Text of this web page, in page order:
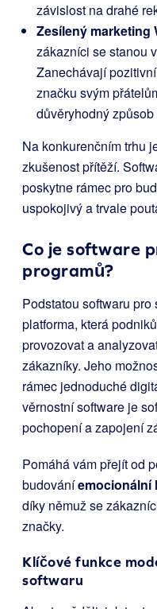
závislost na drahé
Zesílený marketing
zákazníci se stanou
Zanechávají
značku svým
důvěryhodný
Na konkurenčním trhu
zkušenost přítěží.
poskytne rámec pro
uspokojivý a trvale
Co je software
programů?
Podstatou softwaru
platforma, která
provozovat a
zákazníky. Jeho
rámec jednoduché
věrnostní software je
pochopení a zapojení
Pomáhá vám přejít od
budováníemocionální
díky němuž se
značky.
Klíčové funkce
softwaru